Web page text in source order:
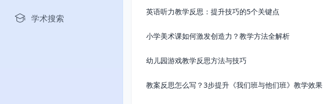
学术搜索
英语听力教学反思：提升技巧的5个关键点
小学美术课如何激发创造力？教学方法全解析
幼儿园游戏教学反思方法与技巧
教案反思怎么写？3步提升《我们班与他们班》教学效果